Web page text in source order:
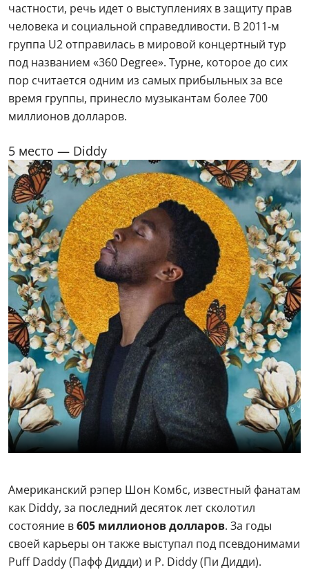
частности, речь идет о выступлениях в защиту прав
человека и социальной справедливости. В 2011-м
группа U2 отправилась в мировой концертный тур
под названием «360 Degree». Турне, которое до сих
пор считается одним из самых прибыльных за все
время группы, принесло музыкантам более 700
миллионов долларов.
5 место — Diddy
Американский рэпер Шон Комбс, известный фанатам
как Diddy, за последний десяток лет сколотил
состояние в605 миллионов долларов. За годы
своей карьеры он также выступал под псевдонимами
Puff Daddy (Пафф Дидди) и P. Diddy (Пи Дидди).